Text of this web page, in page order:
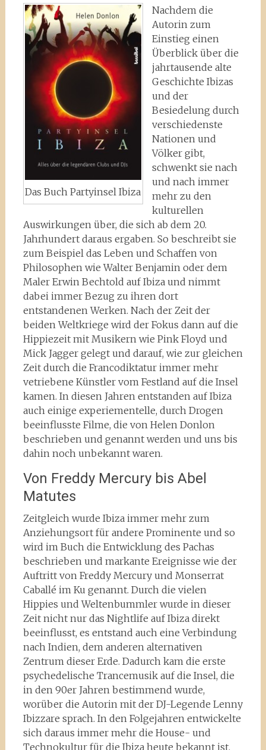
Das Buch Partyinsel Ibiza
Nachdem die
Autorin zum
Einstieg einen
Überblick über die
jahrtausende alte
Geschichte Ibizas
und der
Besiedelung durch
verschiedenste
Nationen und
Völker gibt,
schwenkt sie nach
und nach immer
mehr zu den
kulturellen
Auswirkungen über, die sich ab dem 20.
Jahrhundert daraus ergaben. So beschreibt sie
zum Beispiel das Leben und Schaffen von
Philosophen wie Walter Benjamin oder dem
Maler Erwin Bechtold auf Ibiza und nimmt
dabei immer Bezug zu ihren dort
entstandenen Werken. Nach der Zeit der
beiden Weltkriege wird der Fokus dann auf die
Hippiezeit mit Musikern wie Pink Floyd und
Mick Jagger gelegt und darauf, wie zur gleichen
Zeit durch die Francodiktatur immer mehr
vetriebene Künstler vom Festland auf die Insel
kamen. In diesen Jahren entstanden auf Ibiza
auch einige experiementelle, durch Drogen
beeinflusste Filme, die von Helen Donlon
beschrieben und genannt werden und uns bis
dahin noch unbekannt waren.
Von Freddy Mercury bis Abel
Matutes
Zeitgleich wurde Ibiza immer mehr zum
Anziehungsort für andere Prominente und so
wird im Buch die Entwicklung des Pachas
beschrieben und markante Ereignisse wie der
Auftritt von Freddy Mercury und Monserrat
Caballé im Ku genannt. Durch die vielen
Hippies und Weltenbummler wurde in dieser
Zeit nicht nur das Nightlife auf Ibiza direkt
beeinflusst, es entstand auch eine Verbindung
nach Indien, dem anderen alternativen
Zentrum dieser Erde. Dadurch kam die erste
psychedelische Trancemusik auf die Insel, die
in den 90er Jahren bestimmend wurde,
worüber die Autorin mit der DJ-Legende Lenny
Ibizzare sprach. In den Folgejahren entwickelte
sich daraus immer mehr die House- und
Technokultur für die Ibiza heute bekannt ist.